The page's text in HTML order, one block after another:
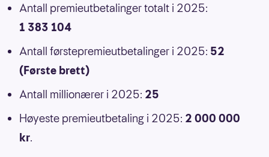
Antall premieutbetalinger totalt i 2025:
1 383 104
Antall førstepremieutbetalinger i 2025: 52
(Første brett)
Antall millionærer i 2025: 25
Høyeste premieutbetaling i 2025: 2 000 000
kr.